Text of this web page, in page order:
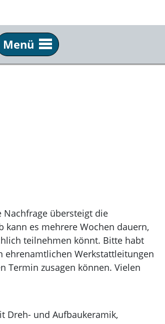
Menü
werden
Jobs und Praktika
Nachfrage übersteigt die
kann es mehrere Wochen dauern,
teilnehmen könnt. Bitte habt
ehrenamtlichen Werkstattleitungen
Termin zusagen können. Vielen
Dreh- und Aufbaukeramik,